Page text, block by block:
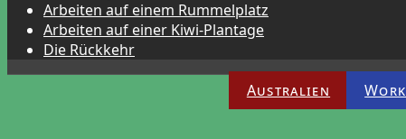
Arbeiten auf einem Rummelplatz
Arbeiten auf einer Kiwi-Plantage
Die Rückkehr
Australien